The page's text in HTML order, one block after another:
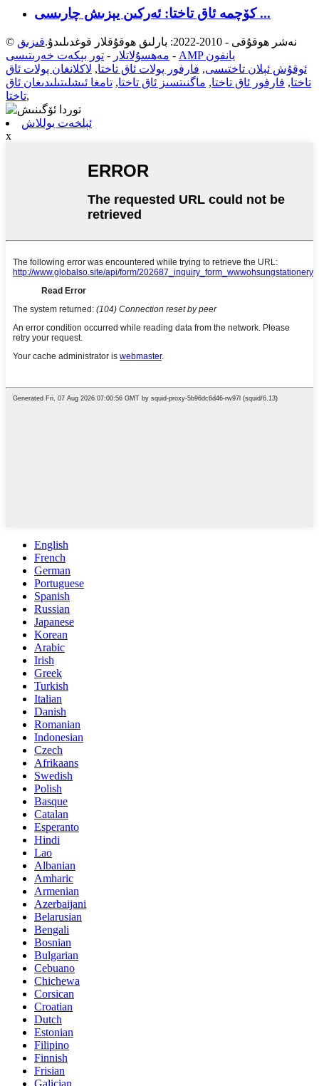
كۆچمە ئاق تاختا: ئەركىن يېزىش چارىسى ...
© نەشر ھوقۇقى - 2010-2022: بارلىق ھوقۇقلار قوغدىلىدۇ.
قىزىق
مەھسۇلاتلار - تور بېكەت خەرىتىسى -
AMP يانفون
ئوقۇش ئېلان تاختىسى, فارفور پولات ئاق تاختا, لاكلانغان پولات ئاق
تاختا, فارفور ئاق تاختا, ماگنىتسىز ئاق تاختا, تامغا ئىشلىتىلىدىغان ئاق
تاختا,
ئېلخەت يوللاش
x
English
French
German
Portuguese
Spanish
Russian
Japanese
Korean
Arabic
Irish
Greek
Turkish
Italian
Danish
Romanian
Indonesian
Czech
Afrikaans
Swedish
Polish
Basque
Catalan
Esperanto
Hindi
Lao
Albanian
Amharic
Armenian
Azerbaijani
Belarusian
Bengali
Bosnian
Bulgarian
Cebuano
Chichewa
Corsican
Croatian
Dutch
Estonian
Filipino
Finnish
Frisian
Galician